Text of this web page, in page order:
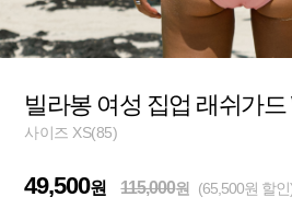
빌라봉 여성 집업 래쉬가드
사이즈 XS(85)
49,500원 115,000원 (65,500원 할